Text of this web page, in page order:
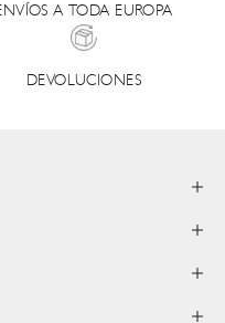
A TODA EUROPA
DEVOLUCIONES